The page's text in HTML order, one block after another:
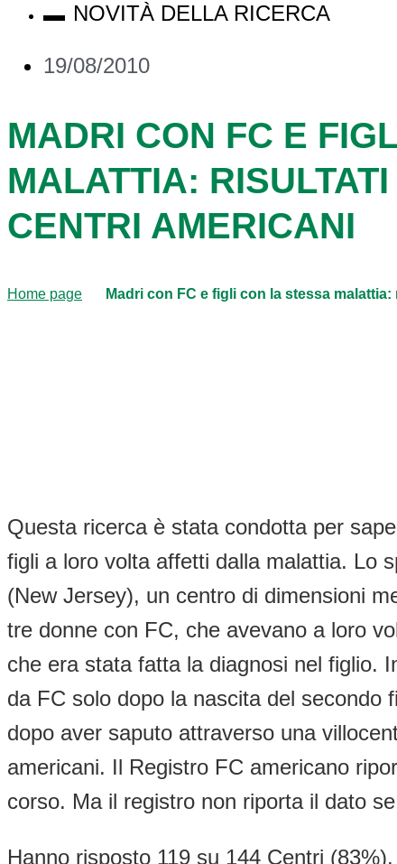
NOVITÀ DELLA RICERCA
19/08/2010
MADRI CON FC E
MALATTIA:
CENTRI AMERICANI
Home page Madri con FC e figli con la stessa
Questa ricerca è stata condotta per
figli a loro volta affetti dalla malattia. Lo
(New Jersey), un centro di dimensioni
tre donne con FC, che avevano a loro
che era stata fatta la diagnosi nel figlio.
da FC solo dopo la nascita del secondo
dopo aver saputo attraverso una
americani. Il Registro FC americano
corso. Ma il registro non riporta il dato
Hanno risposto 119 su 144 Centri